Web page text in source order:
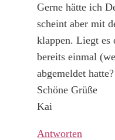
Gerne hätte ich
scheint aber mit
klappen. Liegt es
bereits einmal
abgemeldet hatte?
Schöne Grüße
Kai
Antworten